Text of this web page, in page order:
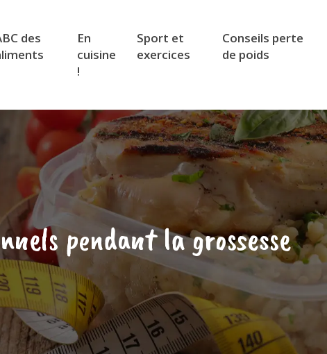
des
En
cuisine
!
Sport et
exercices
Conseils perte
de poids
pendant la grossesse